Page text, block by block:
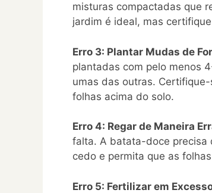
misturas compactadas que
jardim é ideal, mas
Erro 3: Plantar Mudas de
plantadas com pelo menos
umas das outras.
folhas acima do solo.
Erro 4: Regar de Maneira
falta. A batata-doce precisa
cedo e permita que as
Erro 5: Fertilizar em